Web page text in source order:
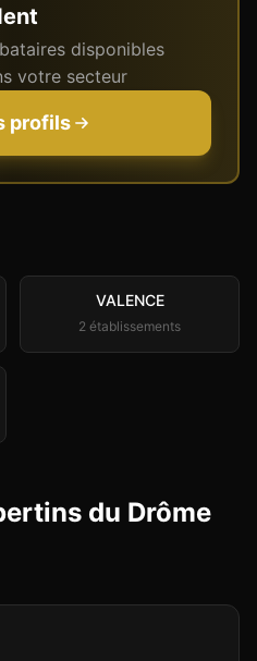
disponibles
votre secteur
profils
VALENCE
2 établissements
du Drôme